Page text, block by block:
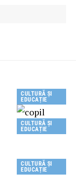
CULTURĂ ȘI
EDUCAȚIE
CULTURĂ ȘI
EDUCAȚIE
CULTURĂ ȘI
EDUCAȚIE